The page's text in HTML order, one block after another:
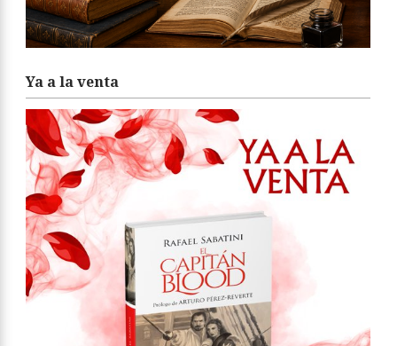
Ya a la venta